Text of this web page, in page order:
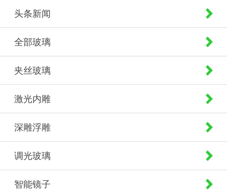
头条新闻
全部玻璃
夹丝玻璃
激光内雕
深雕浮雕
调光玻璃
智能镜子